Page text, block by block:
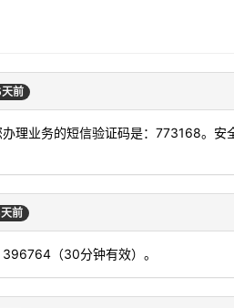
前
办理业务的短信验证码是：773168。
前
396764（30分钟有效）。